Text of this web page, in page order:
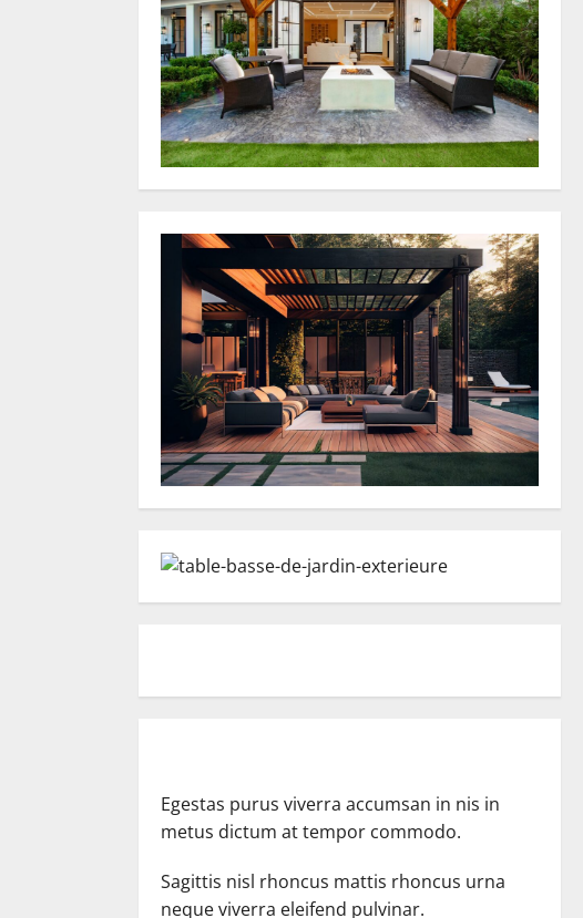
Egestas purus viverra accumsan in nis in
metus dictum at tempor commodo.
Sagittis nisl rhoncus mattis rhoncus urna
neque viverra eleifend pulvinar.